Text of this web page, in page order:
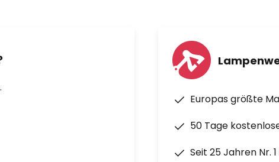
Europas größte
50 Tage
Seit 25 Jahren Nr.